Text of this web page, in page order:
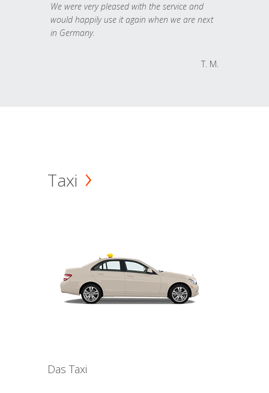
We were very pleased with the service and
would happily use it again when we are next
in Germany.
T. M.
Taxi
Das Taxi